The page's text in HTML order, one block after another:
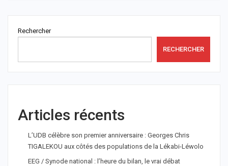
Rechercher
RECHERCHER
Articles récents
L’UDB célèbre son premier anniversaire : Georges Chris
TIGALEKOU aux côtés des populations de la Lékabi-Léwolo
EEG / Synode national : l’heure du bilan, le vrai débat